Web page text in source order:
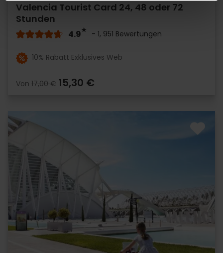
Valencia Tourist Card 24, 48 oder 72
Stunden
4.9 - 1, 951 Bewertungen
10% Rabatt Exklusives Web
Von 17,00 € 15,30 €